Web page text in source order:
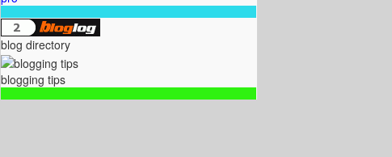
blog directory
blogging tips